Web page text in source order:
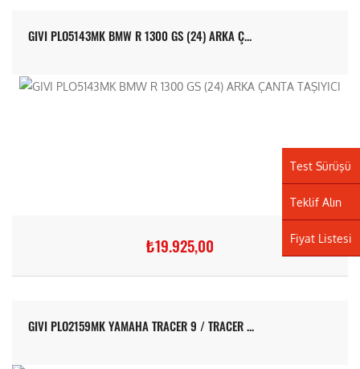
GIVI PLO5143MK BMW R 1300 GS (24) ARKA Ç...
₺19.925,00
GIVI PLO2159MK YAMAHA TRACER 9 / TRACER ...
Test Sürüşü
Teklif Alın
Fiyat Listesi